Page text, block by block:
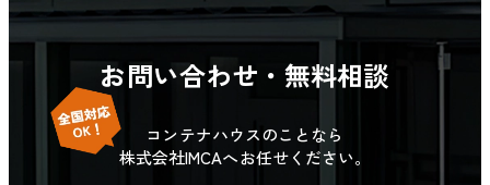
お問い合わせ・無料相談
コンテナハウスのことなら
株式会社IMCAへお任せください。